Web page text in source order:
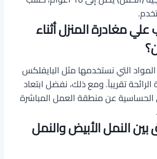
مغادرة المنزل أثناء
التي نستخدمها مثل البايفلكس
تقريباً. ومع ذلك، نفضل ابتعاد
عن منطقة العمل المباشرة
النمل الأبيض والنمل